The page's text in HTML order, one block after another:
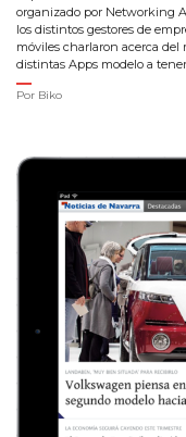
organizado por Networking
los distintos gestores de
móviles charlaron acerca del
distintas Apps modelo a
Por Biko